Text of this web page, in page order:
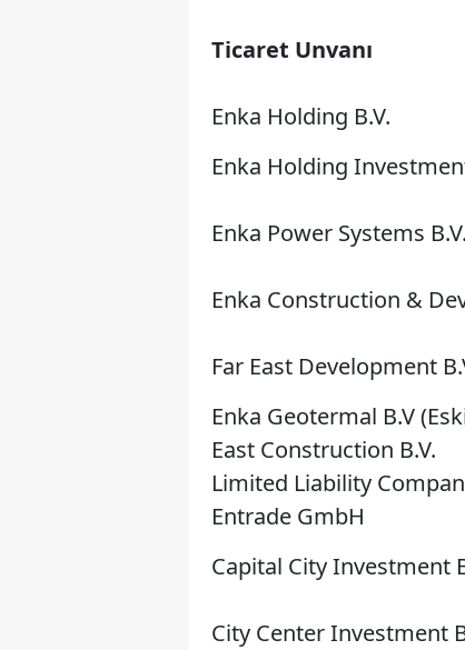
Ticaret Unvanı
Enka Holding B.V.
Enka Holding
Enka Power Systems B.V.
Enka Construction &
Far East Development
Enka Geotermal B.V
East Construction B.V.
Limited Liability
Entrade GmbH
Capital City Investment
City Center Investment